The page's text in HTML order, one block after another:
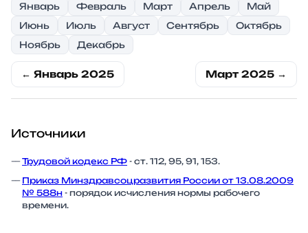
Январь Февраль Март Апрель
Май
Июнь
Июль Август Сентябрь
Октябрь
Ноябрь
Декабрь
← Январь 2025 Март 2025 →
Источники
Трудовой кодекс РФ - ст. 112, 95, 91, 153.
Приказ Минздравсоцразвития России от 13.08.2009
№ 588н - порядок исчисления нормы рабочего
времени.